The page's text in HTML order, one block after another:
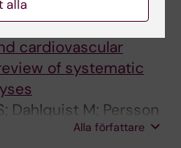
MEDICINE.
cardiovascular
of systematic
Dahlquist M; Persson
Alla författare
alla